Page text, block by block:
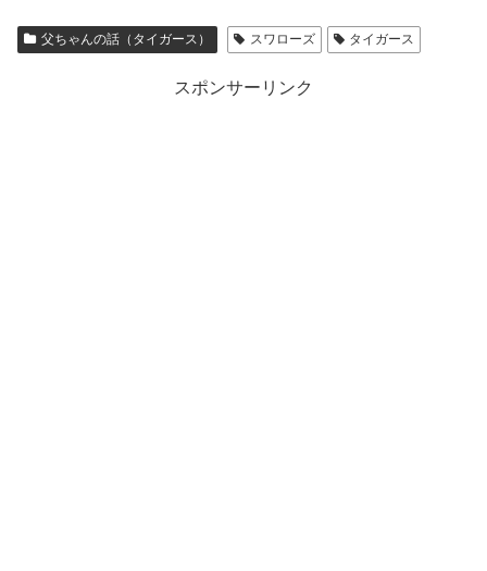
父ちゃんの話（タイガース） スワローズ タイガース
スポンサーリンク